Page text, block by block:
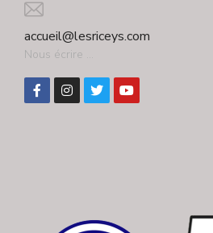
accueil@lesriceys.com
Nous écrire ...